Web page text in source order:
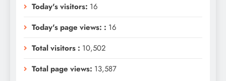
Today's visitors: 16
Today's page views: : 16
Total visitors : 10,502
Total page views: 13,587